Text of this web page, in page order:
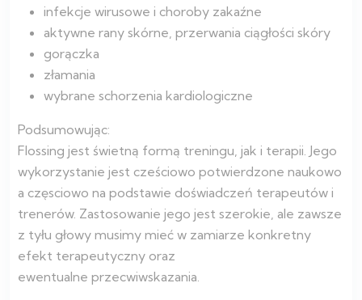
infekcje wirusowe i choroby zakaźne
aktywne rany skórne, przerwania ciągłości skóry
gorączka
złamania
wybrane schorzenia kardiologiczne
Podsumowując:
Flossing jest świetną formą treningu, jak i terapii. Jego
wykorzystanie jest cześciowo potwierdzone naukowo
a częsciowo na podstawie doświadczeń terapeutów i
trenerów. Zastosowanie jego jest szerokie, ale zawsze
z tyłu głowy musimy mieć w zamiarze konkretny
efekt terapeutyczny oraz
ewentualne przecwiwskazania.